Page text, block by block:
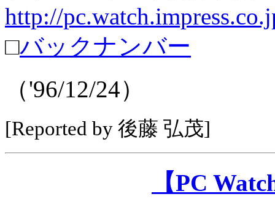
http://
□バックナンバー
（'96/12/24）
[Reported by 後藤 弘茂]
【PC